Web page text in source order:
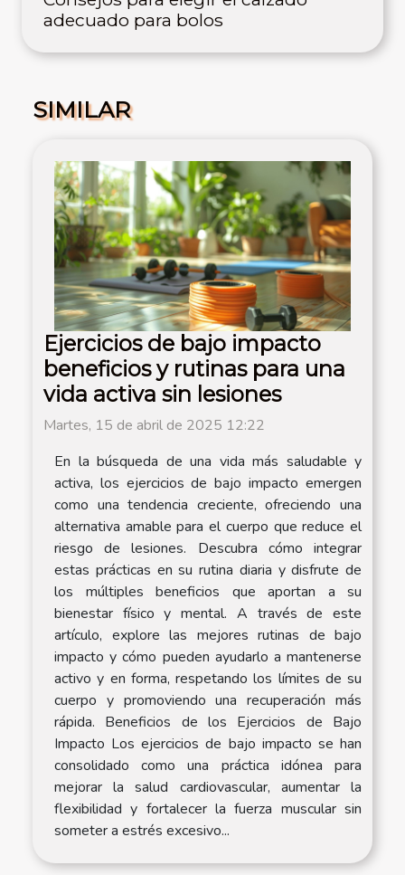
adecuado para bolos
SIMILAR
Ejercicios de bajo impacto
beneficios y rutinas para una
vida activa sin lesiones
Martes, 15 de abril de 2025 12:22
En la búsqueda de una vida más saludable y
activa, los ejercicios de bajo impacto emergen
como una tendencia creciente, ofreciendo una
alternativa amable para el cuerpo que reduce el
riesgo de lesiones. Descubra cómo integrar
estas prácticas en su rutina diaria y disfrute de
los múltiples beneficios que aportan a su
bienestar físico y mental. A través de este
artículo, explore las mejores rutinas de bajo
impacto y cómo pueden ayudarlo a mantenerse
activo y en forma, respetando los límites de su
cuerpo y promoviendo una recuperación más
rápida. Beneficios de los Ejercicios de Bajo
Impacto Los ejercicios de bajo impacto se han
consolidado como una práctica idónea para
mejorar la salud cardiovascular, aumentar la
flexibilidad y fortalecer la fuerza muscular sin
someter a estrés excesivo...